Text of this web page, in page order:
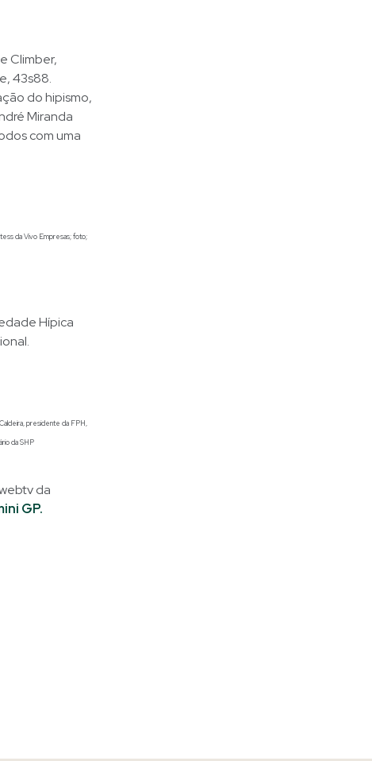
Climber,
43s88.
do hipismo,
Miranda
com uma
da Vivo Empresas; foto;
Hípica
presidente da FPH,
da SHP
da
GP.